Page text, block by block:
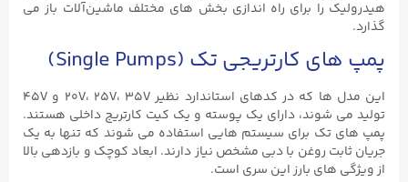
هیدرولیک را برای راه ‌اندازی بخش‌ های مختلف ماشین‌آلات باز می‌
گذارد.
پمپ ‌های کارتریجی تک (Single Pumps)
این مدل‌ ها که در کدهای استاندارد نظیر 20V، 25V، 35V و 45V
تولید می ‌شوند، دارای یک پوسته و یک کیت کارتریج داخلی هستند.
پمپ ‌های تک برای سیستم‌ هایی استفاده می ‌شوند که تنها به یک
جریان ثابت روغن با دبی مشخص نیاز دارند. ابعاد کوچک و بازدهی بالا
از ویژگی‌ های بارز این سری است.